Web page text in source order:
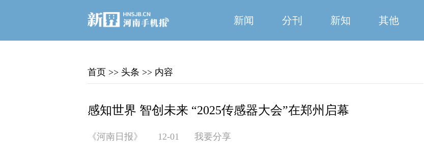
新闻 分刊 新知 其他
首页 >> 头条 >> 内容
感知世界 智创未来 “2025传感器大会”在郑州启幕
《河南日报》 12-01 我要分享